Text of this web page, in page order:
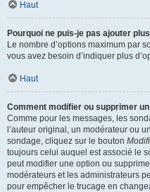
Haut
Pourquoi ne puis-je pas ajouter
Le nombre d’options maximum par
vous avez besoin d’indiquer plus
Haut
Comment modifier ou supprimer
Comme pour les messages, les
l’auteur original, un modérateur ou
sondage, cliquez sur le bouton
toujours celui auquel est associé le
peut modifier une option ou
modérateurs et les administrateurs
pour empêcher le trucage en